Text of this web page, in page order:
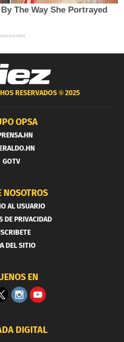
RESERVADOS ®2025
OPSA
GOTV
NOSOTROS
AL USUARIO
DE PRIVACIDAD
DEL SITIO
EN
DIGITAL